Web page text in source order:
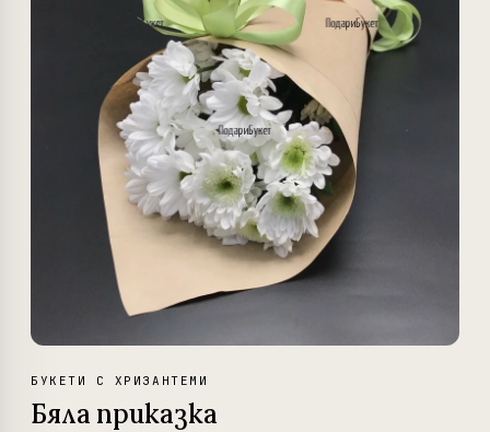
БУКЕТИ С ХРИЗАНТЕМИ
Бяла приказка